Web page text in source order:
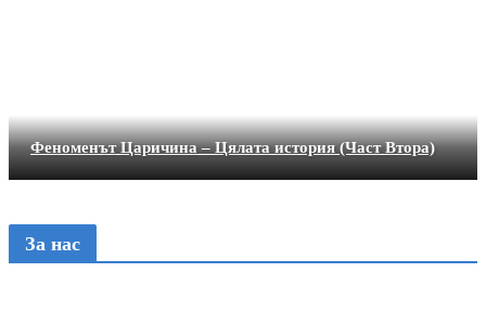
Феноменът Царичина – Цялата история (Част Втора)
За нас